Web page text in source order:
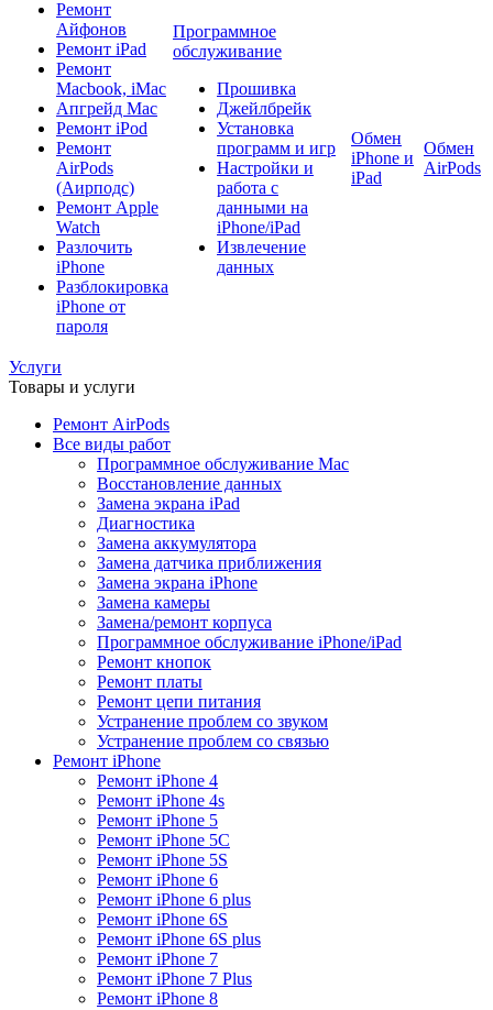
Ремонт
Айфонов
Ремонт iPad
Ремонт
Macbook, iMac
Апгрейд Mac
Ремонт iPod
Ремонт
AirPods
(Аирподс)
Ремонт Apple
Watch
Разлочить
iPhone
Разблокировка
iPhone от
пароля
Программное
обслуживание
Прошивка
Джейлбрейк
Установка
программ и игр
Настройки и
работа с
данными на
iPhone/iPad
Извлечение
данных
Обмен
iPhone и
iPad
Обмен
AirPods
Услуги
Товары и услуги
Ремонт AirPods
Все виды работ
Программное обслуживание Mac
Восстановление данных
Замена экрана iPad
Диагностика
Замена аккумулятора
Замена датчика приближения
Замена экрана iPhone
Замена камеры
Замена/ремонт корпуса
Программное обслуживание iPhone/iPad
Ремонт кнопок
Ремонт платы
Ремонт цепи питания
Устранение проблем со звуком
Устранение проблем со связью
Ремонт iPhone
Ремонт iPhone 4
Ремонт iPhone 4s
Ремонт iPhone 5
Ремонт iPhone 5C
Ремонт iPhone 5S
Ремонт iPhone 6
Ремонт iPhone 6 plus
Ремонт iPhone 6S
Ремонт iPhone 6S plus
Ремонт iPhone 7
Ремонт iPhone 7 Plus
Ремонт iPhone 8